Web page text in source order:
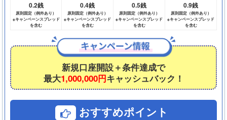
0.2銭
原則固定（例外あり）
※キャンペーンスプレッド
を含む
0.4銭
原則固定（例外あり）
※キャンペーンスプレッド
を含む
0.5銭
原則固定（例外あり）
※キャンペーンスプレッド
を含む
0.9銭
原則固定（例外あり）
※キャンペーンスプレッド
を含む
新規口座開設＋条件達成で
最大1,000,000円キャッシュバック！
おすすめポイント